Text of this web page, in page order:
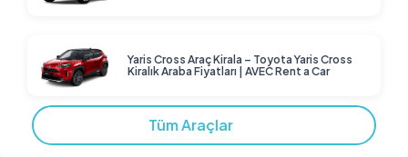
Yaris Cross Araç Kirala – Toyota Yaris Cross
Kiralık Araba Fiyatları | AVEC Rent a Car
Tüm Araçlar